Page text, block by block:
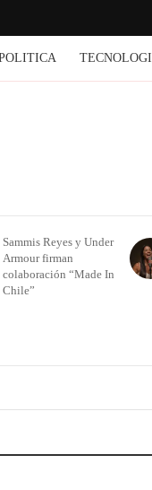
Sammis Reyes y Under
Armour firman
colaboración “Made In
Chile”